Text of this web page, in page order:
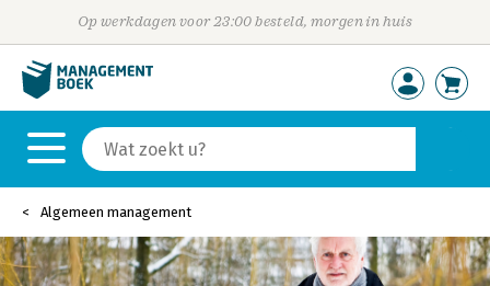
Op werkdagen voor 23:00 besteld, morgen in huis
Algemeen management